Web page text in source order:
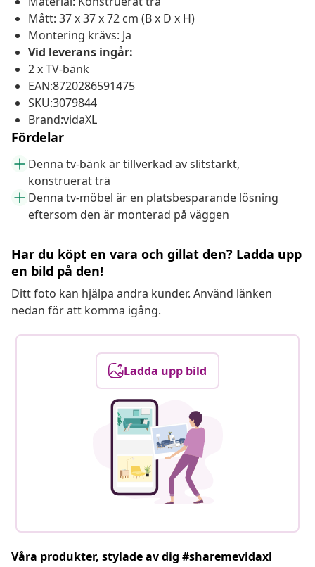
Mått: 37 x 37 x 72 cm (B x D x H)
Montering krävs: Ja
Vid leverans ingår:
2 x TV-bänk
EAN:8720286591475
SKU:3079844
Brand:vidaXL
Fördelar
Denna tv-bänk är tillverkad av slitstarkt,
konstruerat trä
Denna tv-möbel är en platsbesparande lösning
eftersom den är monterad på väggen
Har du köpt en vara och gillat den? Ladda upp
en bild på den!
Ditt foto kan hjälpa andra kunder. Använd länken
nedan för att komma igång.
Ladda upp bild
Våra produkter, stylade av dig #sharemevidaxl